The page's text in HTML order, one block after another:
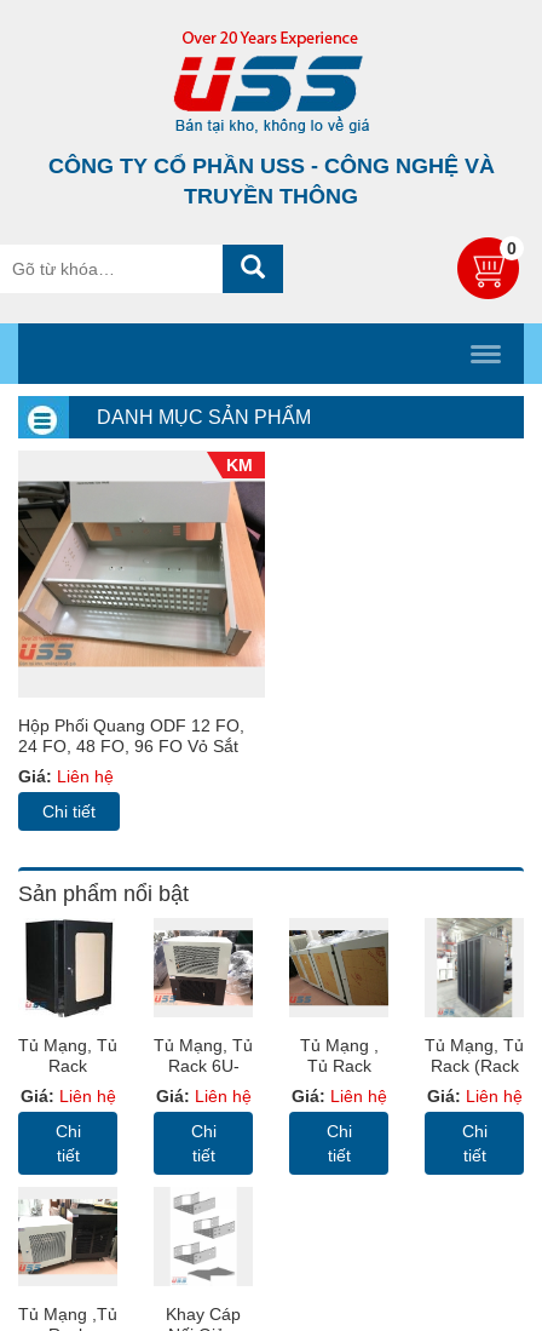
CÔNG TY CỔ PHẦN USS - CÔNG NGHỆ VÀ
TRUYỀN THÔNG
0
DANH MỤC SẢN PHẨM
KM
Hộp Phối Quang ODF 12 FO,
24 FO, 48 FO, 96 FO Vỏ Sắt
Indoor Chuẩn 19"
Giá: Liên hệ
Chi tiết
Sản phẩm nổi bật
Tủ Mạng, Tủ
Rack
SYSTEM
CABINET
12U-D600 -
USS Rack
Giá: Liên hệ
Chi
tiết
Tủ Mạng, Tủ
Rack 6U-
D400 – USS
Rack Màu
Ghi Có Bánh
Xe Để Sàn
Giá: Liên hệ
Chi
tiết
Tủ Mạng ,
Tủ Rack
SYSTEM
CABINET
12U-D400 -
USS Rack
Giá: Liên hệ
Chi
tiết
Tủ Mạng, Tủ
Rack (Rack
Cabinet 19”)
USS RACK
36U D1000
Sâu
Giá: Liên hệ
Chi
tiết
Tủ Mạng ,Tủ
Khay Cáp